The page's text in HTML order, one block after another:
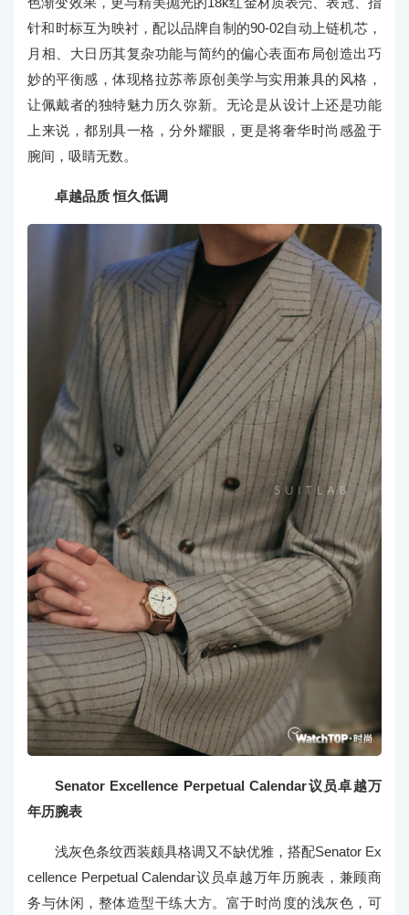
针和时标互为映衬，配以品牌自制的90-02自动上链机芯，
月相、大日历其复杂功能与简约的偏心表面布局创造出巧
妙的平衡感，体现格拉苏蒂原创美学与实用兼具的风格，
让佩戴者的独特魅力历久弥新。无论是从设计上还是功能
上来说，都别具一格，分外耀眼，更是将奢华时尚感盈于
腕间，吸睛无数。
卓越品质 恒久低调
Senator Excellence Perpetual Calendar议员卓越万
年历腕表
浅灰色条纹西装颇具格调又不缺优雅，搭配Senator Ex
cellence Perpetual Calendar议员卓越万年历腕表，兼顾商
务与休闲，整体造型干练大方。富于时尚度的浅灰色，可